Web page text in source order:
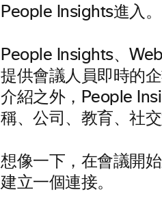
People Insights進入。
People Insights、
提供會議人員即時的
介紹之外，People
稱、公司、教育、社
想像一下，在會議開
建立一個連接。